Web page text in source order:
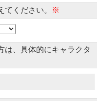
ください。 ※
は、具体的にキャラクタ